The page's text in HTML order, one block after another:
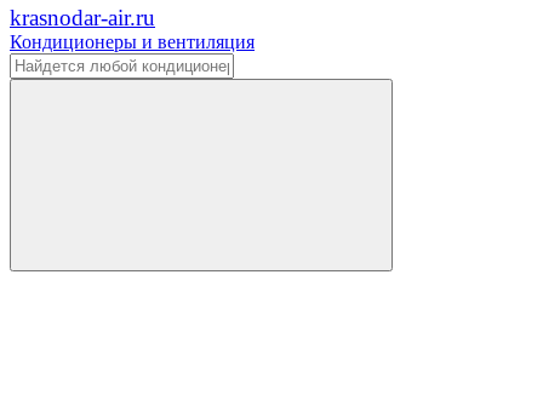
krasnodar-air.ru
Кондиционеры и вентиляция